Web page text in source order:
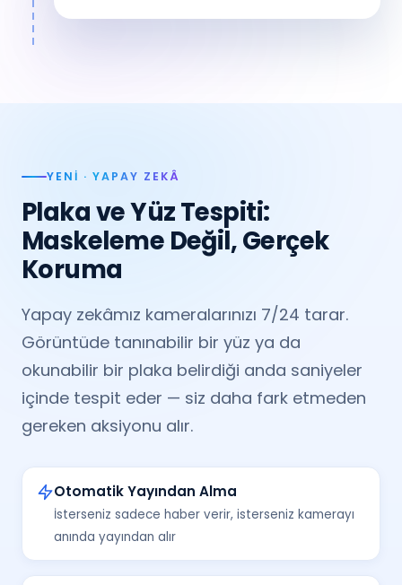
YENI · YAPAY ZEKÂ
Plaka ve Yüz Tespiti:
Maskeleme Değil, Gerçek
Koruma
Yapay zekâmız kameralarınızı 7/24 tarar.
Görüntüde tanınabilir bir yüz ya da
okunabilir bir plaka belirdiği anda saniyeler
içinde tespit eder — siz daha fark etmeden
gereken aksiyonu alır.
Otomatik Yayından Alma
İsterseniz sadece haber verir, isterseniz kamerayı
anında yayından alır